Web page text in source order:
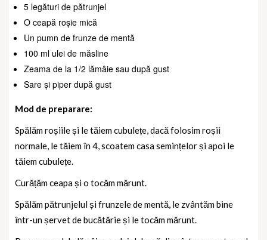
5 legături de pătrunjel
O ceapă roșie mică
Un pumn de frunze de mentă
100 ml ulei de măsline
Zeama de la 1/2 lămâie sau după gust
Sare și piper după gust
Mod de preparare:
Spălăm roșiile și le tăiem cubulețe, dacă folosim roșii
normale, le tăiem în 4, scoatem casa semințelor și apoi le
tăiem cubulețe.
Curățăm ceapa și o tocăm mărunt.
Spălăm pătrunjelul și frunzele de mentă, le zvântăm bine
într-un șervet de bucătărie și le tocăm mărunt.